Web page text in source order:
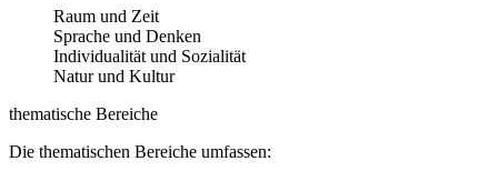
Raum und Zeit
Sprache und Denken
Individualität und Sozialität
Natur und Kultur
thematische Bereiche
Die thematischen Bereiche umfassen: